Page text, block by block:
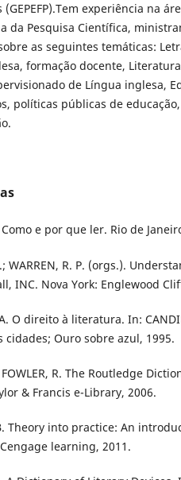
(GEPEFP).Tem experiência na
da Pesquisa Científica,
as seguintes temáticas:
formação docente,
de Língua inglesa,
políticas públicas de
Como e por que ler. Rio de
WARREN, R. P. (orgs.).
INC. Nova York: Englewood
O direito à literatura. In:
cidades; Ouro sobre azul, 1995.
FOWLER, R. The Routledge
& Francis e-Library, 2006.
Theory into practice: An
learning, 2011.